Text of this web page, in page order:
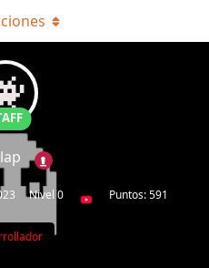
Nivel 0 Puntos: 591